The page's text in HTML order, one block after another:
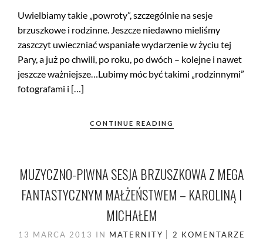
Uwielbiamy takie „powroty”, szczególnie na sesje
brzuszkowe i rodzinne. Jeszcze niedawno mieliśmy
zaszczyt uwieczniać wspaniałe wydarzenie w życiu tej
Pary, a już po chwili, po roku, po dwóch – kolejne i nawet
jeszcze ważniejsze…Lubimy móc być takimi „rodzinnymi”
fotografami i […]
CONTINUE READING
MUZYCZNO-PIWNA SESJA BRZUSZKOWA Z MEGA
FANTASTYCZNYM MAŁŻEŃSTWEM – KAROLINĄ I
MICHAŁEM
13 MARCA 2013 IN MATERNITY 2 KOMENTARZE